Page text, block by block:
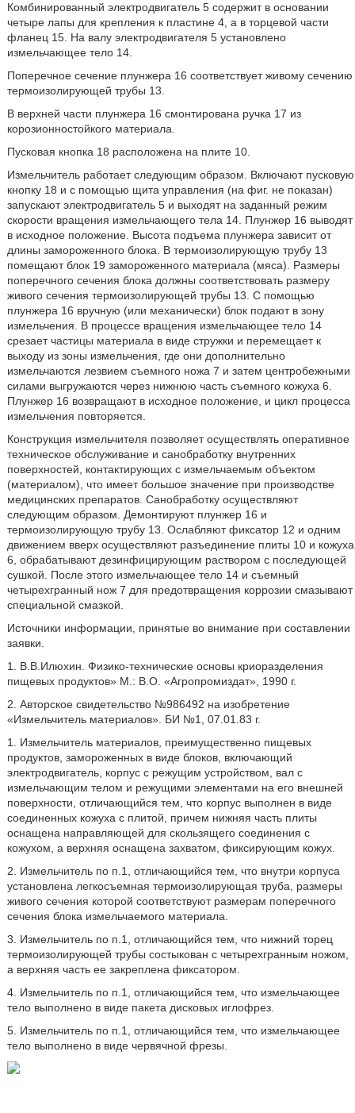
Комбинированный электродвигатель 5 содержит в основании
четыре лапы для крепления к пластине 4, а в торцевой части
фланец 15. На валу электродвигателя 5 установлено
измельчающее тело 14.
Поперечное сечение плунжера 16 соответствует живому сечению
термоизолирующей трубы 13.
В верхней части плунжера 16 смонтирована ручка 17 из
корозионностойкого материала.
Пусковая кнопка 18 расположена на плите 10.
Измельчитель работает следующим образом. Включают пусковую
кнопку 18 и с помощью щита управления (на фиг. не показан)
запускают электродвигатель 5 и выходят на заданный режим
скорости вращения измельчающего тела 14. Плунжер 16 выводят
в исходное положение. Высота подъема плунжера зависит от
длины замороженного блока. В термоизолирующую трубу 13
помещают блок 19 замороженного материала (мяса). Размеры
поперечного сечения блока должны соответствовать размеру
живого сечения термоизолирующей трубы 13. С помощью
плунжера 16 вручную (или механически) блок подают в зону
измельчения. В процессе вращения измельчающее тело 14
срезает частицы материала в виде стружки и перемещает к
выходу из зоны измельчения, где они дополнительно
измельчаются лезвием съемного ножа 7 и затем центробежными
силами выгружаются через нижнюю часть съемного кожуха 6.
Плунжер 16 возвращают в исходное положение, и цикл процесса
измельчения повторяется.
Конструкция измельчителя позволяет осуществлять оперативное
техническое обслуживание и санобработку внутренних
поверхностей, контактирующих с измельчаемым объектом
(материалом), что имеет большое значение при производстве
медицинских препаратов. Санобработку осуществляют
следующим образом. Демонтируют плунжер 16 и
термоизолирующую трубу 13. Ослабляют фиксатор 12 и одним
движением вверх осуществляют разъединение плиты 10 и кожуха
6, обрабатывают дезинфицирующим раствором с последующей
сушкой. После этого измельчающее тело 14 и съемный
четырехгранный нож 7 для предотвращения коррозии смазывают
специальной смазкой.
Источники информации, принятые во внимание при составлении
заявки.
1. В.В.Илюхин. Физико-технические основы криоразделения
пищевых продуктов» М.: В.О. «Агропромиздат», 1990 г.
2. Авторское свидетельство №986492 на изобретение
«Измельчитель материалов». БИ №1, 07.01.83 г.
1. Измельчитель материалов, преимущественно пищевых
продуктов, замороженных в виде блоков, включающий
электродвигатель, корпус с режущим устройством, вал с
измельчающим телом и режущими элементами на его внешней
поверхности, отличающийся тем, что корпус выполнен в виде
соединенных кожуха с плитой, причем нижняя часть плиты
оснащена направляющей для скользящего соединения с
кожухом, а верхняя оснащена захватом, фиксирующим кожух.
2. Измельчитель по п.1, отличающийся тем, что внутри корпуса
установлена легкосъемная термоизолирующая труба, размеры
живого сечения которой соответствуют размерам поперечного
сечения блока измельчаемого материала.
3. Измельчитель по п.1, отличающийся тем, что нижний торец
термоизолирующей трубы состыкован с четырехгранным ножом,
а верхняя часть ее закреплена фиксатором.
4. Измельчитель по п.1, отличающийся тем, что измельчающее
тело выполнено в виде пакета дисковых иглофрез.
5. Измельчитель по п.1, отличающийся тем, что измельчающее
тело выполнено в виде червячной фрезы.